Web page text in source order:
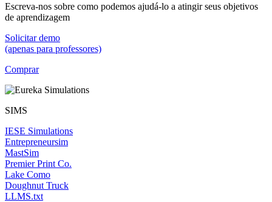
Escreva-nos sobre como podemos ajudá-lo a atingir seus objetivos
de aprendizagem
Solicitar demo
(apenas para professores)
Comprar
SIMS
IESE Simulations
Entrepreneursim
MastSim
Premier Print Co.
Lake Como
Doughnut Truck
LLMS.txt